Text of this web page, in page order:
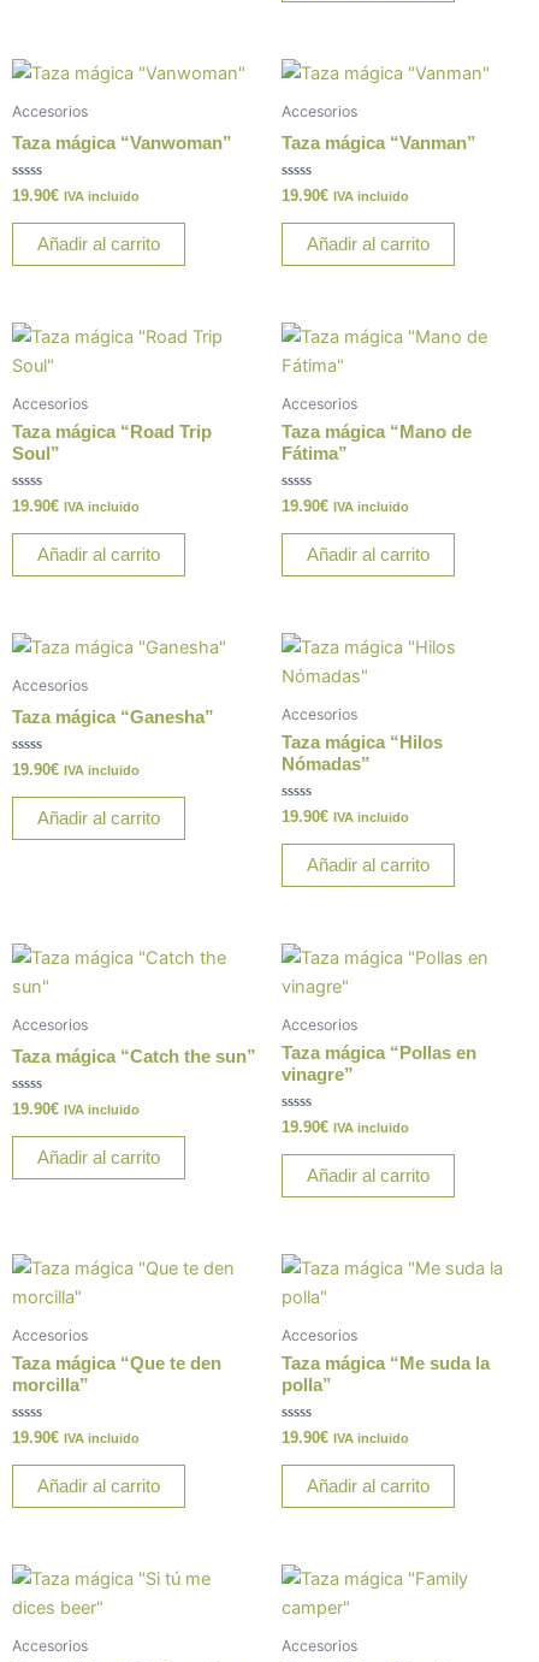
Accesorios
Taza mágica “Vanwoman”
Valorado
con
0
19.90€ IVA incluido
Añadir al carrito
Accesorios
Taza mágica “Vanman”
Valorado
con
0
19.90€ IVA incluido
Añadir al carrito
Accesorios
Taza mágica “Road Trip
Soul”
Valorado
con
0
19.90€ IVA incluido
Añadir al carrito
Accesorios
Taza mágica “Mano de
Fátima”
Valorado
con
0
19.90€ IVA incluido
Añadir al carrito
Accesorios
Taza mágica “Ganesha”
Valorado
con
0
19.90€ IVA incluido
Añadir al carrito
Accesorios
Taza mágica “Hilos
Nómadas”
Valorado
con
0
19.90€ IVA incluido
Añadir al carrito
Accesorios
Taza mágica “Catch the sun”
Valorado
con
0
19.90€ IVA incluido
Añadir al carrito
Accesorios
Taza mágica “Pollas en
vinagre”
Valorado
con
0
19.90€ IVA incluido
Añadir al carrito
Accesorios
Taza mágica “Que te den
morcilla”
Valorado
con
0
19.90€ IVA incluido
Añadir al carrito
Accesorios
Taza mágica “Me suda la
polla”
Valorado
con
0
19.90€ IVA incluido
Añadir al carrito
Accesorios Accesorios